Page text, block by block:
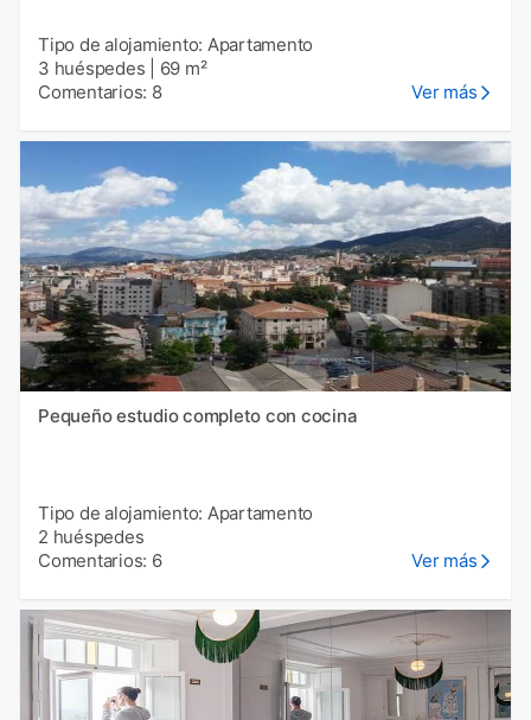
Tipo de alojamiento: Apartamento
3 huéspedes
69 m²
Comentarios: 8
Ver más
Pequeño estudio completo con cocina
Tipo de alojamiento: Apartamento
2 huéspedes
Comentarios: 6
Ver más